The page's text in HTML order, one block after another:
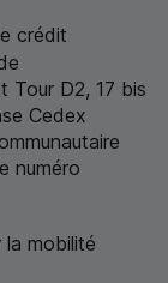
crédit
Tour D2, 17 bis
Cedex
numéro
9
la mobilité